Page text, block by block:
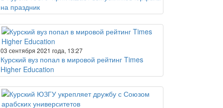
на праздник
03 сентября 2021 года, 13:27
Курский вуз попал в мировой рейтинг Times
Higher Education